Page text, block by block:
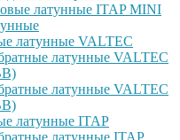
латунные ITAP MINI
латунные VALTEC
латунные VALTEC
латунные VALTEC
латунные ITAP
латунные ITAP